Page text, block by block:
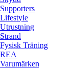
Supporters
Lifestyle
Utrustning
Strand
Fysisk Träning
REA
Varumärken